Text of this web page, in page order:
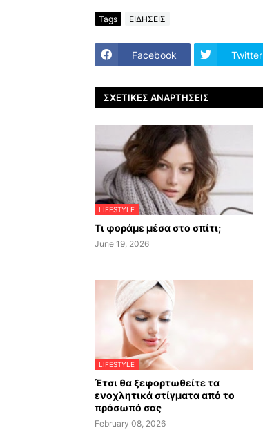
Tags ΕΙΔΗΣΕΙΣ
Facebook Twitter
ΣΧΕΤΙΚΈΣ ΑΝΑΡΤΉΣΕΙΣ
LIFESTYLE
Τι φοράμε μέσα στο σπίτι;
June 19, 2026
LIFESTYLE
Έτσι θα ξεφορτωθείτε τα
ενοχλητικά στίγματα από το
πρόσωπό σας
February 08, 2026